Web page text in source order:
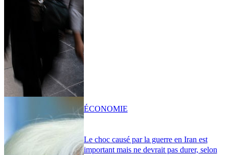
Le choc causé par la guerre en Iran est
important mais ne devrait pas durer, selon
ÉCONOMIE